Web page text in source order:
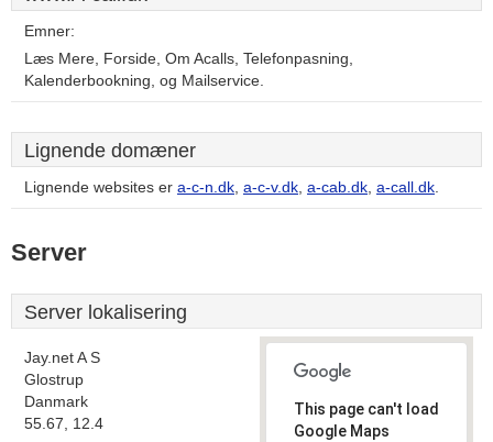
Emner:
Læs Mere, Forside, Om Acalls, Telefonpasning,
Kalenderbookning, og Mailservice.
Lignende domæner
Lignende websites er a-c-n.dk, a-c-v.dk, a-cab.dk, a-call.dk.
Server
Server lokalisering
Jay.net A S
Glostrup
Danmark
55.67, 12.4
This page can't load
Google Maps